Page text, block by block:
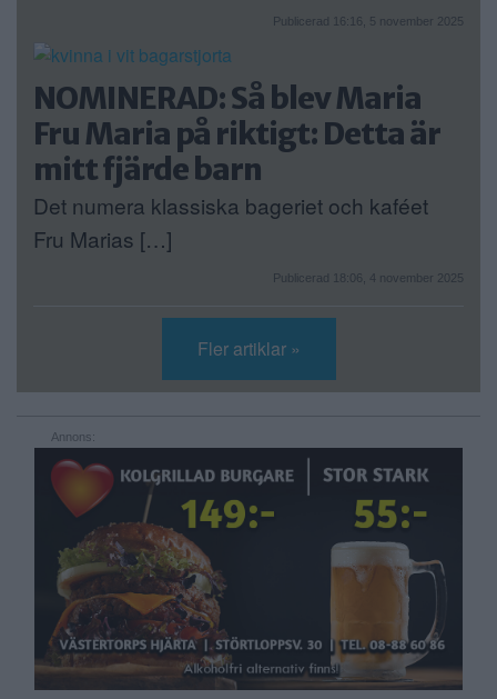
Publicerad 16:16, 5 november 2025
NOMINERAD: Så blev Maria
Fru Maria på riktigt: Detta är
mitt fjärde barn
Det numera klassiska bageriet och kaféet
Fru Marias […]
Publicerad 18:06, 4 november 2025
Fler artiklar »
Annons: